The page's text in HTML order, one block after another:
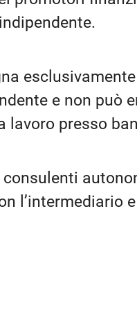
e non può
lavoro presso
l’intermediario